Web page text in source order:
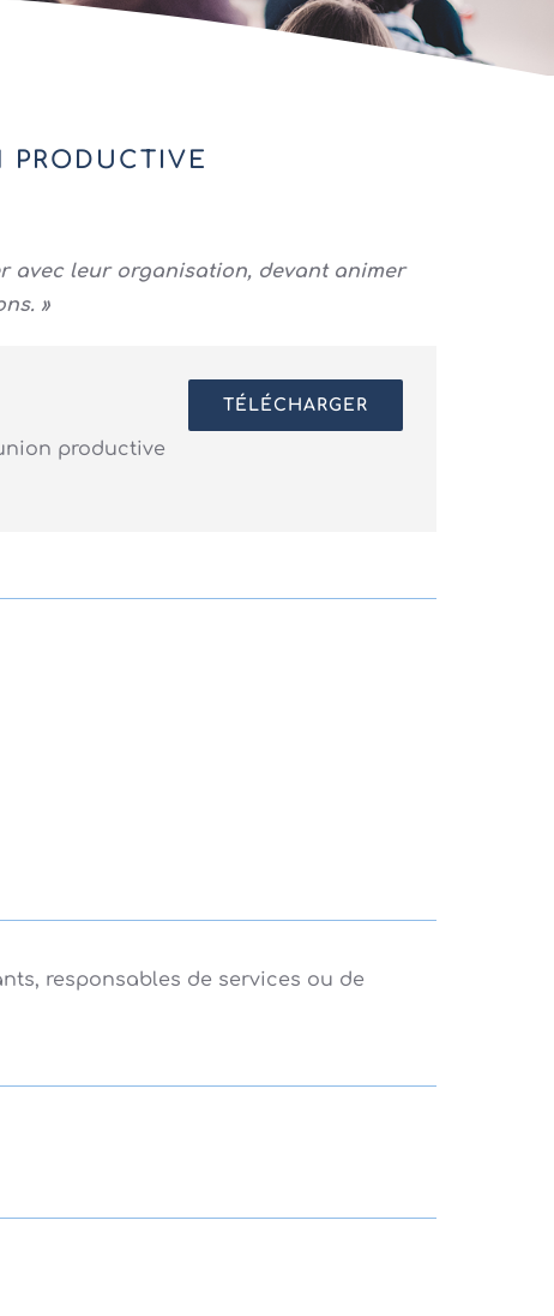
PRODUCTIVE
avec leur organisation, devant animer
»
TÉLÉCHARGER
productive
responsables de services ou de